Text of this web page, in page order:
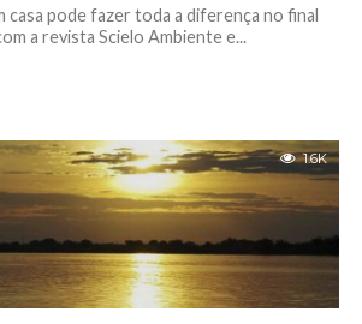
casa pode fazer toda a diferença no final
a revista Scielo Ambiente e...
1.6K